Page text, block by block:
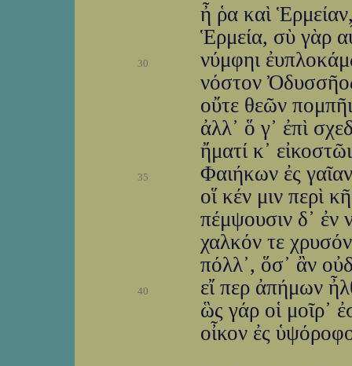
ἦ ῥα καὶ
Ἑρμεία, σὺ γὰρ
30
νύμφηι
νόστον
οὔτε θεῶν
ἀλλ᾽ ὅ γ᾽ ἐπὶ
ἤματί κ᾽
35
Φαιήκων ἐς
οἵ κέν μιν περὶ
πέμψουσιν δ᾽ ἐν
χαλκόν τε
πόλλ᾽, ὅσ᾽ ἂν
40
εἴ περ ἀπήμων
ὣς γάρ οἱ μοῖρ᾽
οἶκον ἐς